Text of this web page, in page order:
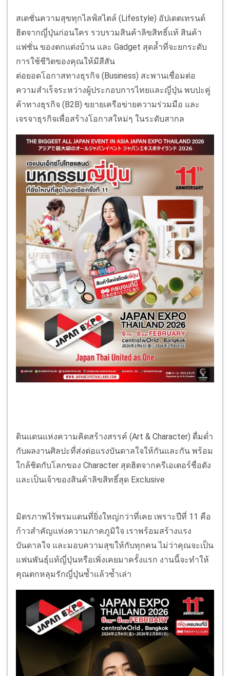
สเตชั่นความสุขทุกไลฟ์สไตล์ (Lifestyle) อัปเดตเทรนด์
ฮิตจากญี่ปุ่นก่อนใคร รวบรวมสินค้าลิขสิทธิ์แท้ สินค้า
แฟชั่น ของตกแต่งบ้าน และ Gadget สุดล้ำที่จะยกระดับ
การใช้ชีวิตของคุณให้มีสีสัน
ต่อยอดโอกาสทางธุรกิจ (Business) สะพานเชื่อมต่อ
ความสำเร็จระหว่างผู้ประกอบการไทยและญี่ปุ่น พบปะคู่
ค้าทางธุรกิจ (B2B) ขยายเครือข่ายความร่วมมือ และ
เจรจาธุรกิจเพื่อสร้างโอกาสใหม่ๆ ในระดับสากล
ดินแดนแห่งความคิดสร้างสรรค์ (Art & Character) ดื่มด่ำ
กับผลงานศิลปะที่ส่งต่อแรงบันดาลใจให้กันและกัน พร้อม
ใกล้ชิดกับโลกของ Character สุดฮิตจากครีเอเตอร์ชื่อดัง
และเป็นเจ้าของสินค้าลิขสิทธิ์สุด Exclusive
มิตรภาพไร้พรมแดนที่ยิ่งใหญ่กว่าที่เคย เพราะปีที่ 11 คือ
ก้าวสำคัญแห่งความภาคภูมิใจ เราพร้อมสร้างแรง
บันดาลใจ และมอบความสุขให้กับทุกคน ไม่ว่าคุณจะเป็น
แฟนพันธุ์แท้ญี่ปุ่นหรือเพิ่งเคยมาครั้งแรก งานนี้จะทำให้
คุณตกหลุมรักญี่ปุ่นซ้ำแล้วซ้ำเล่า